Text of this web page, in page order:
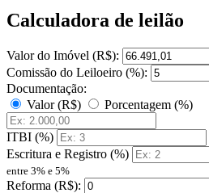
Calculadora de leilão
Valor do Imóvel (R$):
Comissão do Leiloeiro (%):
Documentação:
Valor (R$)
Porcentagem (%)
ITBI (%)
Escritura e Registro (%)
entre 3% e 5%
Reforma (R$):